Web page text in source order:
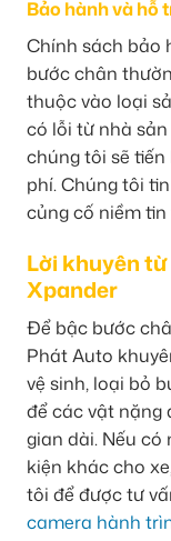
Bảo hành và hỗ
Chính sách bảo
bước chân
thuộc vào loại
có lỗi từ nhà
chúng tôi sẽ
phí. Chúng tôi
củng cố niềm
Lời khuyên
Xpander
Để bậc bước
Phát Auto
vệ sinh, loại bỏ
để các vật nặng
gian dài. Nếu
kiện khác cho
tôi để được tư
camera hành